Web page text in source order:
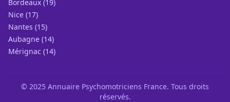
Bordeaux (19)
Nice (17)
Nantes (15)
Aubagne (14)
Mérignac (14)
© 2025 Annuaire Psychomotriciens France. Tous droits
réservés.